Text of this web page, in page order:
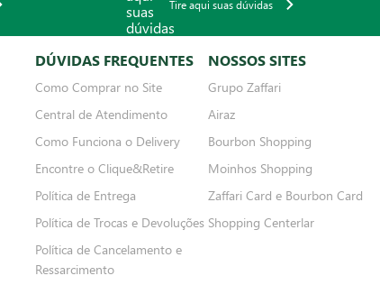
Tire aqui suas dúvidas
DÚVIDAS FREQUENTES
Como Comprar no Site
Central de Atendimento
Como Funciona o Delivery
Encontre o Clique&Retire
Política de Entrega
Política de Trocas e Devoluções
Política de Cancelamento e
Ressarcimento
NOSSOS SITES
Grupo Zaffari
Airaz
Bourbon Shopping
Moinhos Shopping
Zaffari Card e Bourbon Card
Shopping Centerlar